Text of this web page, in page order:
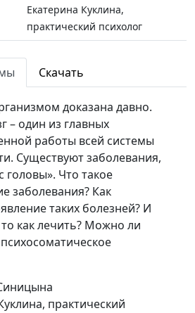
Екатерина Куклина,
практический психолог
Екатерина Куклина,
практический психолог
Юлия Синицына,
Екатерина Куклина,
практический психолог
Юлия Синицына,
Александр Сахаров,
священнослужитель,
Юлия Синицына,
Скачать
доказана давно.
– один из главных
работы всей системы
Существуют заболевания,
головы». Что такое
заболевания? Как
таких болезней? И
как лечить? Можно ли
практический